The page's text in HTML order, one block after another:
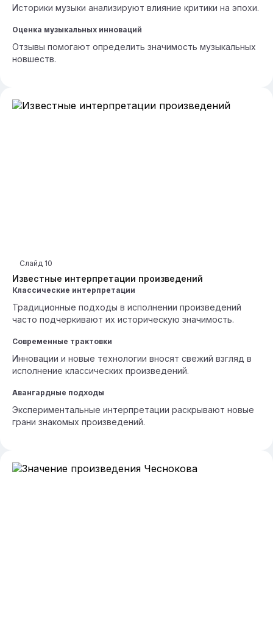
Историки музыки анализируют влияние критики на эпохи.
Оценка музыкальных инноваций
Отзывы помогают определить значимость музыкальных
новшеств.
Известные интерпретации произведений
Слайд 10
Классические интерпретации
Традиционные подходы в исполнении произведений
часто подчеркивают их историческую значимость.
Современные трактовки
Инновации и новые технологии вносят свежий взгляд в
исполнение классических произведений.
Авангардные подходы
Экспериментальные интерпретации раскрывают новые
грани знакомых произведений.